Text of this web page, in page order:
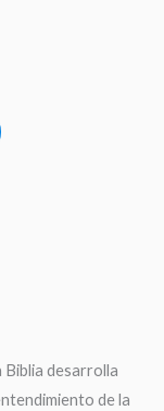
Biblia desarrolla
de la